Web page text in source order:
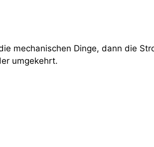
mechanischen Dinge, dann die
umgekehrt.